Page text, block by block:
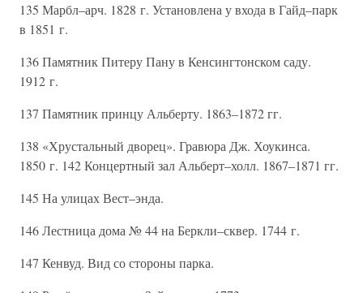
135 Марбл–арч. 1828 г. Установлена у входа в Гайд–парк
в 1851 г.
136 Памятник Питеру Пану в Кенсингтонском саду.
1912 г.
137 Памятник принцу Альберту. 1863–1872 гг.
138 «Хрустальный дворец». Гравюра Дж. Хоукинса.
1850 г. 142 Концертный зал Альберт–холл. 1867–1871 гг.
145 На улицах Вест–энда.
146 Лестница дома № 44 на Беркли–сквер. 1744 г.
147 Кенвуд. Вид со стороны парка.